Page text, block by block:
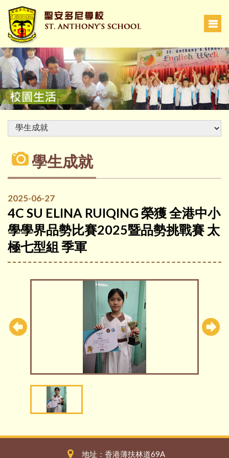
學生成就
2025-06-27
4C SU ELINA RUIQING 榮獲 全港中小
學學界品勢比賽2025暨品勢挑戰賽 太
極七型組 季軍
地址：香港薄扶林道69A